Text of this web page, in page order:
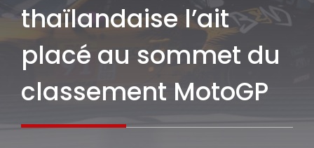
thaïlandaise l’ait
placé au sommet du
classement MotoGP